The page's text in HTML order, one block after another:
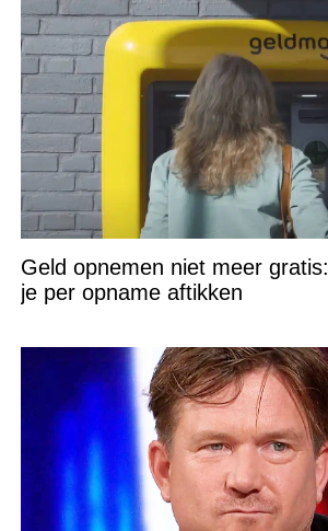
Geld opnemen niet meer
je per opname aftikken